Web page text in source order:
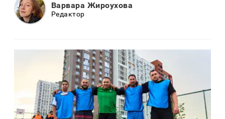
Варвара Жироухова
Редактор